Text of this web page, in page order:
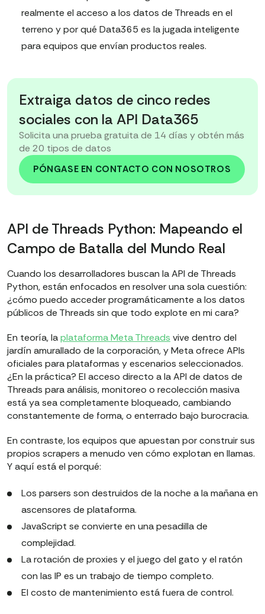
realmente el acceso a los datos de Threads en el
terreno y por qué Data365 es la jugada inteligente
para equipos que envían productos reales.
Extraiga datos de cinco redes
sociales con la API Data365
Solicita una prueba gratuita de 14 días y obtén más
de 20 tipos de datos
PÓNGASE EN CONTACTO CON NOSOTROS
API de Threads Python: Mapeando el
Campo de Batalla del Mundo Real
Cuando los desarrolladores buscan la API de Threads
Python, están enfocados en resolver una sola cuestión:
¿cómo puedo acceder programáticamente a los datos
públicos de Threads sin que todo explote en mi cara?
En teoría, laplataforma Meta Threads vive dentro del
jardín amurallado de la corporación, y Meta ofrece APIs
oficiales para plataformas y escenarios seleccionados.
¿En la práctica? El acceso directo a la API de datos de
Threads para análisis, monitoreo o recolección masiva
está ya sea completamente bloqueado, cambiando
constantemente de forma, o enterrado bajo burocracia.
En contraste, los equipos que apuestan por construir sus
propios scrapers a menudo ven cómo explotan en llamas.
Y aquí está el porqué:
Los parsers son destruidos de la noche a la mañana en
ascensores de plataforma.
JavaScript se convierte en una pesadilla de
complejidad.
La rotación de proxies y el juego del gato y el ratón
con las IP es un trabajo de tiempo completo.
El costo de mantenimiento está fuera de control.